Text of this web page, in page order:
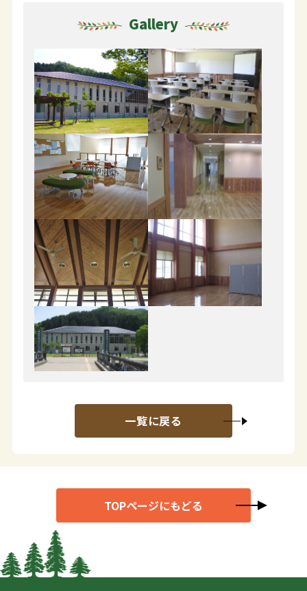
Gallery
一覧に戻る
TOPページにもどる